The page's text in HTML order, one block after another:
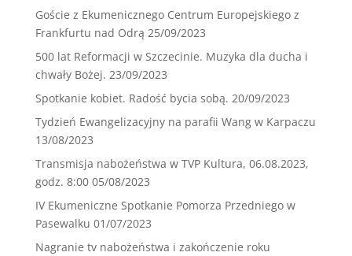
Goście z Ekumenicznego Centrum Europejskiego z
Frankfurtu nad Odrą 25/09/2023
500 lat Reformacji w Szczecinie. Muzyka dla ducha i
chwały Bożej. 23/09/2023
Spotkanie kobiet. Radość bycia sobą. 20/09/2023
Tydzień Ewangelizacyjny na parafii Wang w Karpaczu
13/08/2023
Transmisja nabożeństwa w TVP Kultura, 06.08.2023,
godz. 8:00 05/08/2023
IV Ekumeniczne Spotkanie Pomorza Przedniego w
Pasewalku 01/07/2023
Nagranie tv nabożeństwa i zakończenie roku